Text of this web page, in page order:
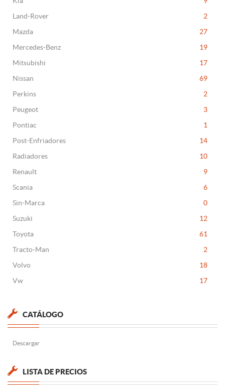
Land-Rover
2
Mazda
27
Mercedes-Benz
19
Mitsubishi
17
Nissan
69
Perkins
2
Peugeot
3
Pontiac
1
Post-Enfriadores
14
Radiadores
10
Renault
9
Scania
6
Sin-Marca
0
Suzuki
12
Toyota
61
Tracto-Man
2
Volvo
18
Vw
17
CATÁLOGO
Descargar
LISTA DE PRECIOS